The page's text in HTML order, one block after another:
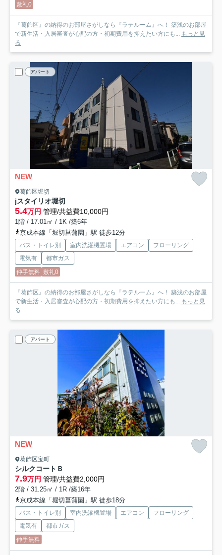
敷礼0
『葛飾区』の納得のお部屋さがしなら『ラテルーム』へ！ 築浅のお部屋
で新生活・入居審査が心配の方・初期費用を抑えたい方にも... もっと見
る
アパート
NEW
葛飾区堀切
jスタイリオ堀切
5.4万円 管理/共益費10,000円
1階 / 17.01㎡ / 1K /築6年
京成本線「堀切菖蒲園」駅 徒歩12分
バス・トイレ別 室内洗濯機置場 エアコン
フローリング
電気有
都市ガス
仲手無料 敷礼0
『葛飾区』の納得のお部屋さがしなら『ラテルーム』へ！ 築浅のお部屋
で新生活・入居審査が心配の方・初期費用を抑えたい方にも... もっと見
る
アパート
NEW
葛飾区宝町
シルクコートＢ
7.9万円 管理/共益費2,000円
2階 / 31.25㎡ / 1R /築16年
京成本線「堀切菖蒲園」駅 徒歩18分
バス・トイレ別 室内洗濯機置場 エアコン
フローリング
電気有
都市ガス
仲手無料